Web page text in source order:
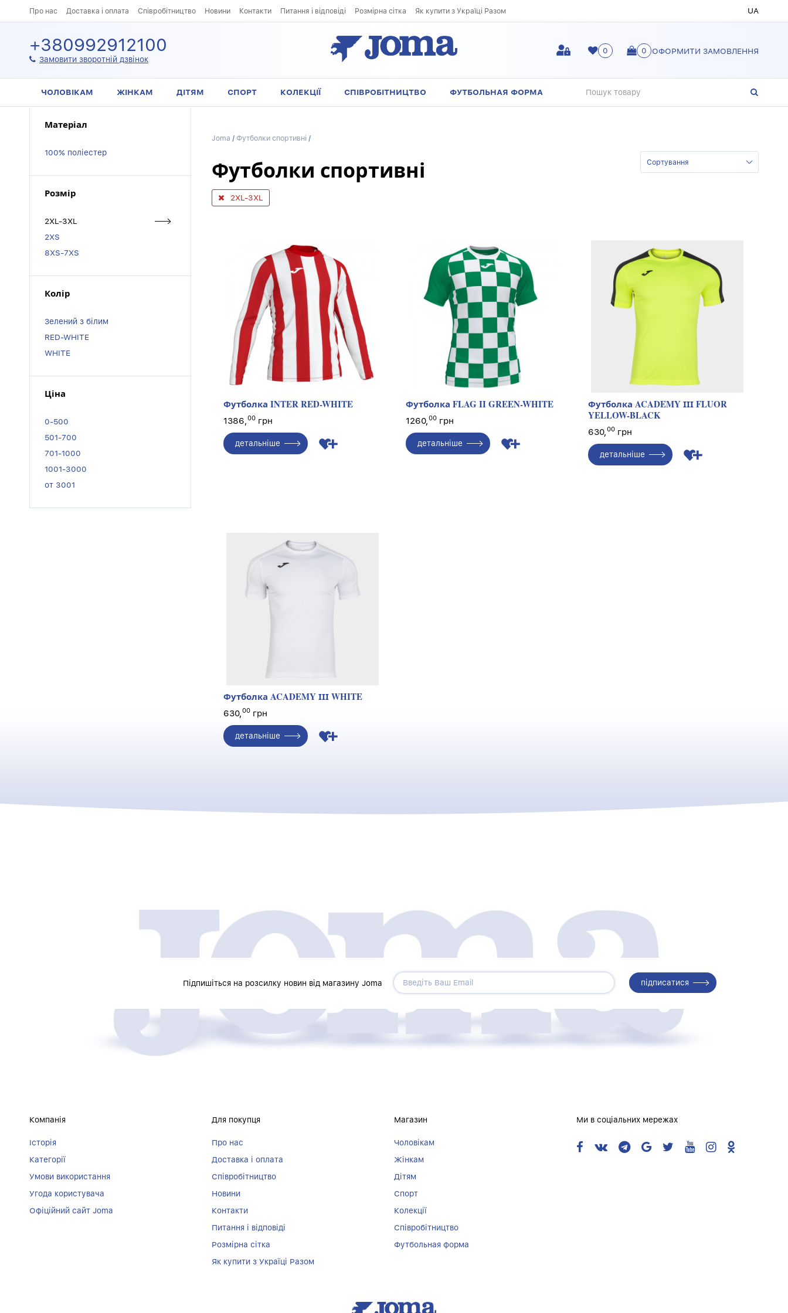
Про нас Доставка і оплата Співробітництво Новини Контакти Питання і відповіді Розмірна сітка Як купити з Україці Разом UA
+380992912100
Замовити зворотній дзвінок
ОФОРМИТИ ЗАМОВЛЕННЯ
0
0
ЧОЛОВІКАМ ЖІНКАМ ДІТЯМ СПОРТ КОЛЕКЦІЇ СПІВРОБІТНИЦТВО ФУТБОЛЬНАЯ ФОРМА
Матеріал
100% поліестер
Розмір
2XL-3XL
2XS
8XS-7XS
Колір
Зелений з білим
RED-WHITE
WHITE
Ціна
0-500
501-700
701-1000
1001-3000
от 3001
Joma / Футболки спортивні /
Футболки спортивні Сортування
2XL-3XL
Футболка INTER RED-WHITE
1386,00 грн
детальніше
Футболка FLAG II GREEN-WHITE
1260,00грн
детальніше
Футболка ACADEMY ІІІ FLUOR
YELLOW-BLACK
630,00грн
детальніше
Футболка ACADEMY ІІІ WHITE
630,00 грн
детальніше
Підпишіться на розсилку новин від магазину Joma
Компанія
Історія
Категорії
Умови використання
Угода користувача
Офіційний сайт Joma
Для покупця
Про нас
Доставка і оплата
Співробітництво
Новини
Контакти
Питання і відповіді
Розмірна сітка
Як купити з Україці Разом
Магазин
Чоловікам
Жінкам
Дітям
Спорт
Колекції
Співробітництво
Футбольная форма
Ми в соціальних мережах